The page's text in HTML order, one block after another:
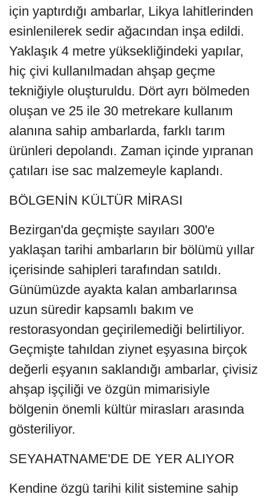
için yaptırdığı ambarlar, Likya lahitlerinden
esinlenilerek sedir ağacından inşa edildi.
Yaklaşık 4 metre yüksekliğindeki yapılar,
hiç çivi kullanılmadan ahşap geçme
tekniğiyle oluşturuldu. Dört ayrı bölmeden
oluşan ve 25 ile 30 metrekare kullanım
alanına sahip ambarlarda, farklı tarım
ürünleri depolandı. Zaman içinde yıpranan
çatıları ise sac malzemeyle kaplandı.
BÖLGENİN KÜLTÜR MİRASI
Bezirgan'da geçmişte sayıları 300'e
yaklaşan tarihi ambarların bir bölümü yıllar
içerisinde sahipleri tarafından satıldı.
Günümüzde ayakta kalan ambarlarınsa
uzun süredir kapsamlı bakım ve
restorasyondan geçirilemediği belirtiliyor.
Geçmişte tahıldan ziynet eşyasına birçok
değerli eşyanın saklandığı ambarlar, çivisiz
ahşap işçiliği ve özgün mimarisiyle
bölgenin önemli kültür mirasları arasında
gösteriliyor.
SEYAHATNAME'DE DE YER ALIYOR
Kendine özgü tarihi kilit sistemine sahip